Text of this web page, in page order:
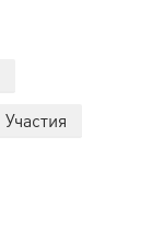
Участия